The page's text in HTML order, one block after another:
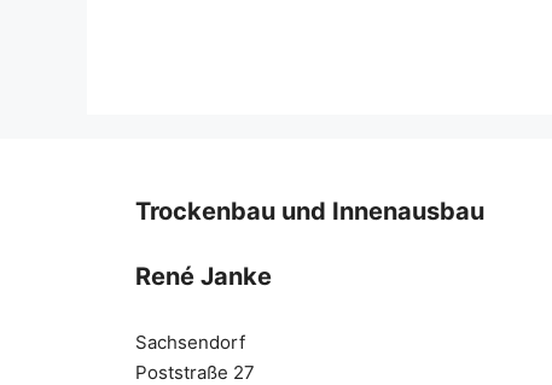
Trockenbau und Innenausbau
René Janke
Sachsendorf
Poststraße 27